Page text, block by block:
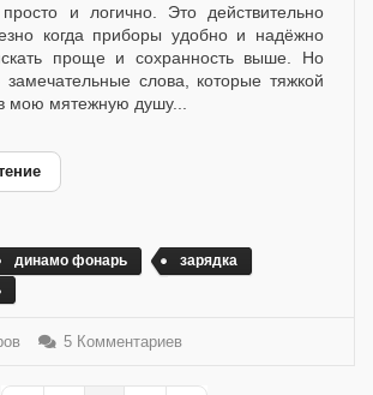
и логично. Это действительно
когда приборы удобно и надёжно
проще и сохранность выше. Но
слова, которые тяжкой
мою мятежную душу...
динамо фонарь
зарядка
5 Комментариев